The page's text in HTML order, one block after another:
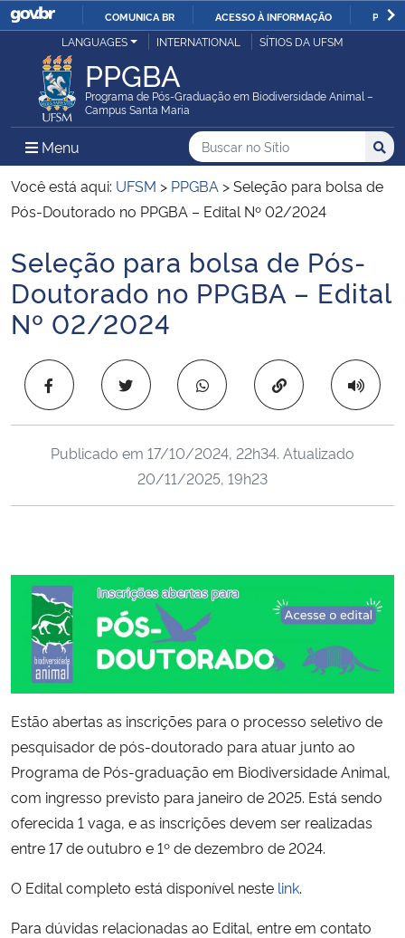
IR
O
COMUNICA BR ACESSO À INFORMAÇÃO
Ministério da Justiça e Segurança Pública
Ministério da Defesa
Ministério das Relações Exteriores
Ministério da Infraestrutura
Ministério da Agricultura, Pecuária e Abastecimento
Ministério da Educação
Ministério do Meio Ambiente
Ministério do Turismo
Controladoria-Geral da União
Ministério da Mulher, da Família e dos Direitos Humanos
Secretaria-Geral
Secretaria de Governo
LANGUAGES INTERNATIONAL SÍTIOS DA UFSM
PPGBA
Programa de Pós-Graduação em Biodiversidade Animal –
Campus Santa Maria
Menu Menu Principal do Sítio
Busca
Buscar no no Sítio
Busca:
Você está aqui: UFSM > PPGBA >Seleção para bolsa de
Pós-Doutorado no PPGBA – Edital Nº 02/2024
Início do conteúdo
Seleção para bolsa de Pós-
Doutorado no PPGBA – Edital
Nº 02/2024
Copiar para área
Publicado em 17/10/2024, 22h34. Atualizado
20/11/2025, 19h23
Estão abertas as inscrições para o processo seletivo de
pesquisador de pós-doutorado para atuar junto ao
Programa de Pós-graduação em Biodiversidade Animal,
com ingresso previsto para janeiro de 2025. Está sendo
oferecida 1 vaga, e as inscrições devem ser realizadas
entre 17 de outubro e 1º de dezembro de 2024.
O Edital completo está disponível neste link.
Para dúvidas relacionadas ao Edital, entre em contato